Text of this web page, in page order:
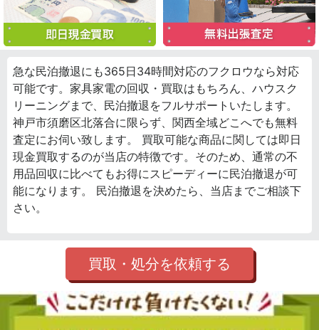
急な民泊撤退にも365日34時間対応のフクロウなら対応
可能です。家具家電の回収・買取はもちろん、ハウスク
リーニングまで、民泊撤退をフルサポートいたします。
神戸市須磨区北落合に限らず、関西全域どこへでも無料
査定にお伺い致します。 買取可能な商品に関しては即日
現金買取するのが当店の特徴です。そのため、通常の不
用品回収に比べてもお得にスピーディーに民泊撤退が可
能になります。 民泊撤退を決めたら、当店までご相談下
さい。
買取・処分を依頼する